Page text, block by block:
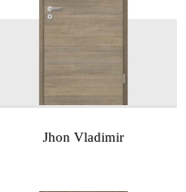
Jhon Vladimir